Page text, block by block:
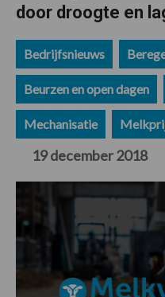
door droogte en
Bedrijfsnieuws
Beurzen en open dagen
Mechanisatie
19 december 2018